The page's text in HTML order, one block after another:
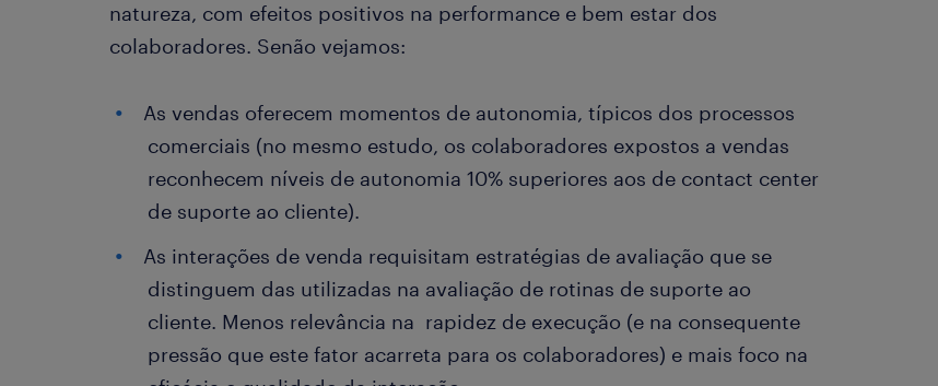
natureza, com efeitos positivos na performance e bem estar dos
colaboradores. Senão vejamos:
As vendas oferecem momentos de autonomia, típicos dos processos
comerciais (no mesmo estudo, os colaboradores expostos a vendas
reconhecem níveis de autonomia 10% superiores aos de contact center
de suporte ao cliente).
As interações de venda requisitam estratégias de avaliação que se
distinguem das utilizadas na avaliação de rotinas de suporte ao
cliente. Menos relevância na rapidez de execução (e na consequente
pressão que este fator acarreta para os colaboradores) e mais foco na